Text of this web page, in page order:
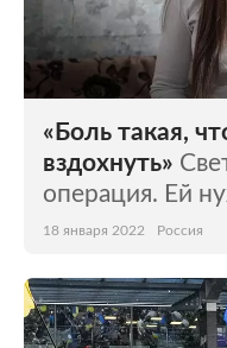
«Боль такая,
вздохнуть»
операция. Ей
18 января 2022 Россия